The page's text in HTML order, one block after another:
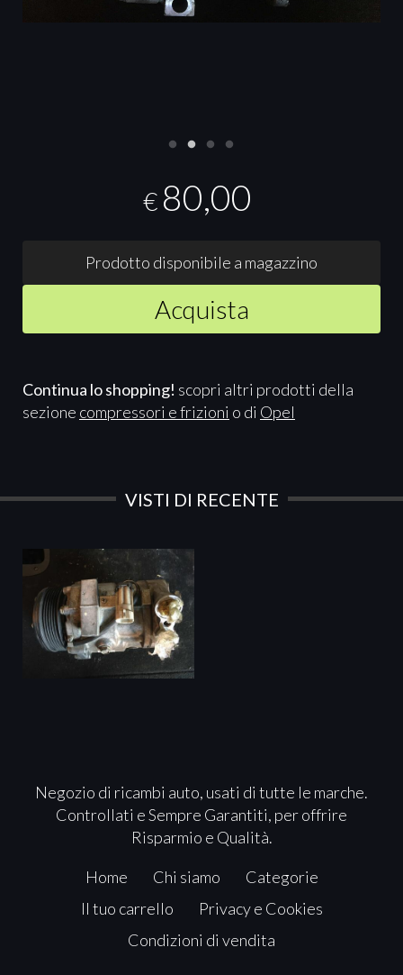
€ 80,00
Prodotto disponibile a magazzino
Acquista
Continua lo shopping! scopri altri prodotti della
sezione compressori e frizioni o di Opel
VISTI DI RECENTE
Negozio di ricambi auto, usati di tutte le marche.
Controllati e Sempre Garantiti, per offrire
Risparmio e Qualità.
Home Chi siamo
Categorie
Il tuo carrello
Privacy e Cookies
Condizioni di vendita